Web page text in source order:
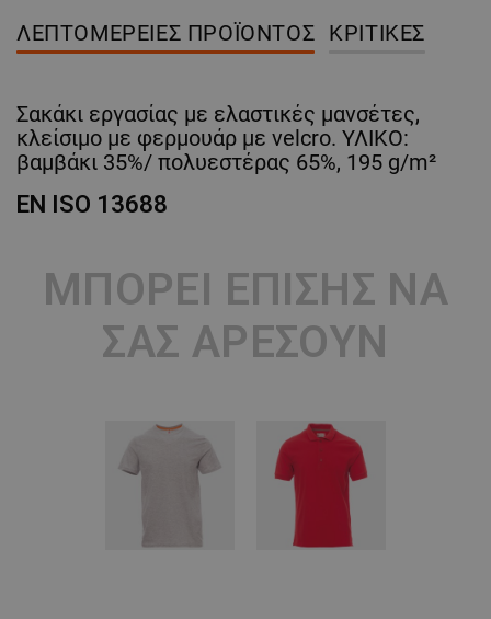
ΛΕΠΤΟΜΈΡΕΙΕΣ ΠΡΟΪΌΝΤΟΣ ΚΡΙΤΙΚΈΣ
Σακάκι εργασίας με ελαστικές μανσέτες,
κλείσιμο με φερμουάρ με velcro. ΥΛΙΚΟ:
βαμβάκι 35%/ πολυεστέρας 65%, 195 g/m²
EN ISO 13688
ΜΠΟΡΕΊ ΕΠΊΣΗΣ ΝΑ
ΣΑΣ ΑΡΈΣΟΥΝ